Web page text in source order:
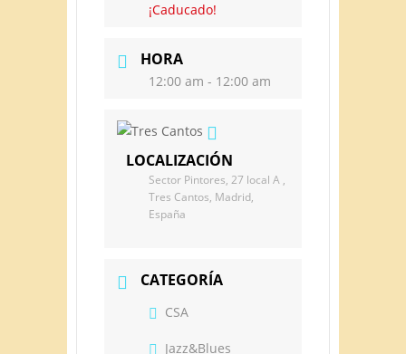
¡Caducado!
HORA
12:00 am - 12:00 am
LOCALIZACIÓN
Sector Pintores, 27 local A ,
Tres Cantos, Madrid,
España
CATEGORÍA
CSA
Jazz&Blues